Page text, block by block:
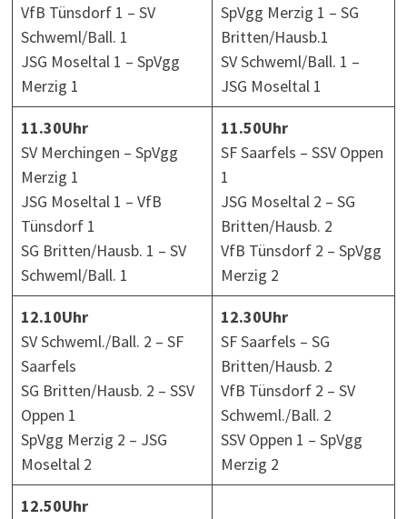
VfB Tünsdorf 1 – SV
Schweml/Ball. 1
JSG Moseltal 1 – SpVgg
Merzig 1
SpVgg Merzig 1 – SG
Britten/Hausb.1
SV Schweml/Ball. 1 –
JSG Moseltal 1
11.30Uhr
SV Merchingen – SpVgg
Merzig 1
JSG Moseltal 1 – VfB
Tünsdorf 1
SG Britten/Hausb. 1 – SV
Schweml/Ball. 1
11.50Uhr
SF Saarfels – SSV Oppen
1
JSG Moseltal 2 – SG
Britten/Hausb. 2
VfB Tünsdorf 2 – SpVgg
Merzig 2
12.10Uhr
SV Schweml./Ball. 2 – SF
Saarfels
SG Britten/Hausb. 2 – SSV
Oppen 1
SpVgg Merzig 2 – JSG
Moseltal 2
12.30Uhr
SF Saarfels – SG
Britten/Hausb. 2
VfB Tünsdorf 2 – SV
Schweml./Ball. 2
SSV Oppen 1 – SpVgg
Merzig 2
12.50Uhr